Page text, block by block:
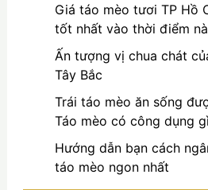
Giá táo mèo tươi TP Hồ
tốt nhất vào thời điểm
Ấn tượng vị chua chát
Tây Bắc
Trái táo mèo ăn sống
Táo mèo có công dụng
Hướng dẫn bạn cách
táo mèo ngon nhất